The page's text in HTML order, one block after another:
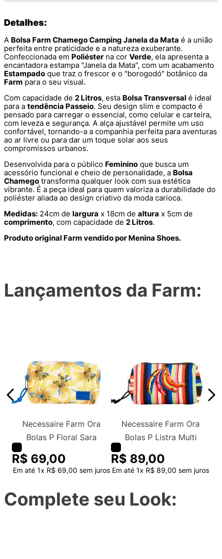
Detalhes:
A Bolsa Farm Chamego Camping Janela da Mata é a união
perfeita entre praticidade e a natureza exuberante.
Confeccionada em Poliéster na cor Verde, ela apresenta a
encantadora estampa "Janela da Mata", com um acabamento
Estampado que traz o frescor e o "borogodó" botânico da
Farm para o seu visual.
Com capacidade de 2 Litros, esta Bolsa Transversal é ideal
para a tendência Passeio. Seu design slim e compacto é
pensado para carregar o essencial, como celular e carteira,
com leveza e segurança. A alça ajustável permite um uso
confortável, tornando-a a companhia perfeita para aventuras
ao ar livre ou para dar um toque solar aos seus
compromissos urbanos.
Desenvolvida para o público Feminino que busca um
acessório funcional e cheio de personalidade, a Bolsa
Chamego transforma qualquer look com sua estética
vibrante. É a peça ideal para quem valoriza a durabilidade do
poliéster aliada ao design criativo da moda carioca.
Medidas: 24cm de largura x 18cm de altura x 5cm de
comprimento, com capacidade de 2 Litros.
Produto original Farm vendido por Menina Shoes.
Lançamentos da Farm:
Necessaire Farm Ora
Bolas P Floral Sara
R$ 69,00
Em até 1x R$ 69,00 sem juros
Necessaire Farm Ora
Bolas P Listra Multi
R$ 89,00
Em até 1x R$ 89,00 sem juros
Complete seu Look: